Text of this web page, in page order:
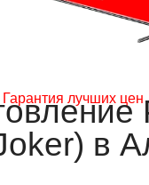
Гарантия лучших цен
в